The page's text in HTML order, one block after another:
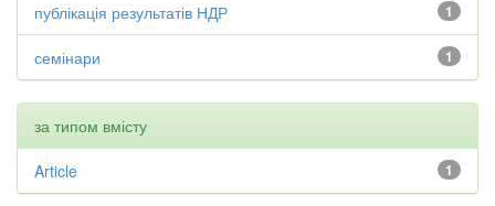
1
публікація результатів НДР
1
семінари
за типом вмісту
1
Article